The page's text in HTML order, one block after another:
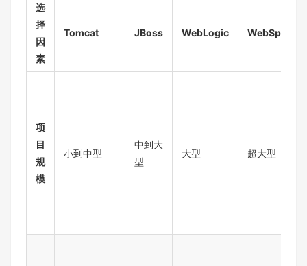
选
择
因
素
Tomcat JBoss WebLogic WebSphere
项
目
规
模
小到中型
中到大
型
大型 超大型